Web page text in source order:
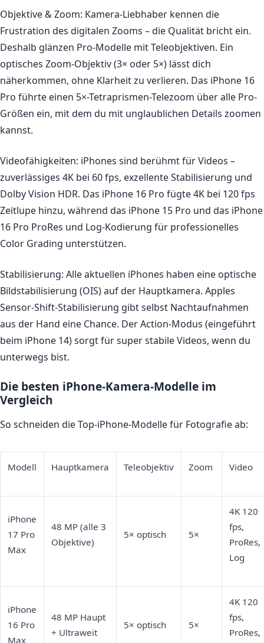
Objektive & Zoom: Kamera-Liebhaber kennen die
Frustration des digitalen Zooms – die Qualität bricht ein.
Deshalb glänzen Pro-Modelle mit Teleobjektiven. Ein
optisches Zoom-Objektiv (3× oder 5×) lässt dich
näherkommen, ohne Klarheit zu verlieren. Das iPhone 16
Pro führte einen 5×-Tetraprismen-Telezoom über alle Pro-
Größen ein, mit dem du mit unglaublichen Details zoomen
kannst.
Videofähigkeiten: iPhones sind berühmt für Videos –
zuverlässiges 4K bei 60 fps, exzellente Stabilisierung und
Dolby Vision HDR. Das iPhone 16 Pro fügte 4K bei 120 fps
Zeitlupe hinzu, während das iPhone 15 Pro und das iPhone
16 Pro ProRes und Log-Kodierung für professionelles
Color Grading unterstützen.
Stabilisierung: Alle aktuellen iPhones haben eine optische
Bildstabilisierung (OIS) auf der Hauptkamera. Apples
Sensor-Shift-Stabilisierung gibt selbst Nachtaufnahmen
aus der Hand eine Chance. Der Action-Modus (eingeführt
beim iPhone 14) sorgt für super stabile Videos, wenn du
unterwegs bist.
Die besten iPhone-Kamera-Modelle im
Vergleich
So schneiden die Top-iPhone-Modelle für Fotografie ab:
Modell Hauptkamera Teleobjektiv Zoom Video
iPhone
17 Pro
Max
48 MP (alle 3
Objektive)
5× optisch 5×
4K 120
fps,
ProRes,
Log
iPhone
16 Pro
Max
48 MP Haupt
+ Ultraweit
5× optisch 5×
4K 120
fps,
ProRes,